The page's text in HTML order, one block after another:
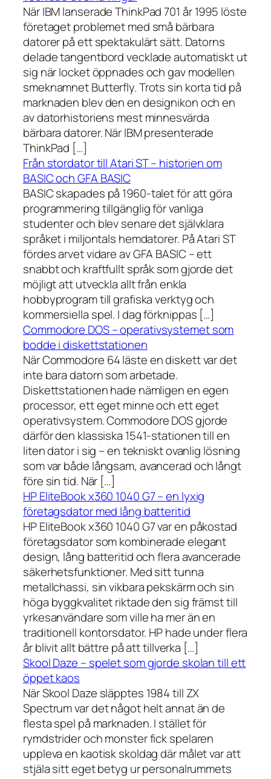
När IBM lanserade ThinkPad 701 år 1995 löste
företaget problemet med små bärbara
datorer på ett spektakulärt sätt. Datorns
delade tangentbord vecklade automatiskt ut
sig när locket öppnades och gav modellen
smeknamnet Butterfly. Trots sin korta tid på
marknaden blev den en designikon och en
av datorhistoriens mest minnesvärda
bärbara datorer. När IBM presenterade
ThinkPad […]
Från stordator till Atari ST – historien om
BASIC och GFA BASIC
BASIC skapades på 1960-talet för att göra
programmering tillgänglig för vanliga
studenter och blev senare det självklara
språket i miljontals hemdatorer. På Atari ST
fördes arvet vidare av GFA BASIC – ett
snabbt och kraftfullt språk som gjorde det
möjligt att utveckla allt från enkla
hobbyprogram till grafiska verktyg och
kommersiella spel. I dag förknippas […]
Commodore DOS – operativsystemet som
bodde i diskettstationen
När Commodore 64 läste en diskett var det
inte bara datorn som arbetade.
Diskettstationen hade nämligen en egen
processor, ett eget minne och ett eget
operativsystem. Commodore DOS gjorde
därför den klassiska 1541-stationen till en
liten dator i sig – en tekniskt ovanlig lösning
som var både långsam, avancerad och långt
före sin tid. När […]
HP EliteBook x360 1040 G7 – en lyxig
företagsdator med lång batteritid
HP EliteBook x360 1040 G7 var en påkostad
företagsdator som kombinerade elegant
design, lång batteritid och flera avancerade
säkerhetsfunktioner. Med sitt tunna
metallchassi, sin vikbara pekskärm och sin
höga byggkvalitet riktade den sig främst till
yrkesanvändare som ville ha mer än en
traditionell kontorsdator. HP hade under flera
år blivit allt bättre på att tillverka […]
Skool Daze – spelet som gjorde skolan till ett
öppet kaos
När Skool Daze släpptes 1984 till ZX
Spectrum var det något helt annat än de
flesta spel på marknaden. I stället för
rymdstrider och monster fick spelaren
uppleva en kaotisk skoldag där målet var att
stjäla sitt eget betyg ur personalrummets